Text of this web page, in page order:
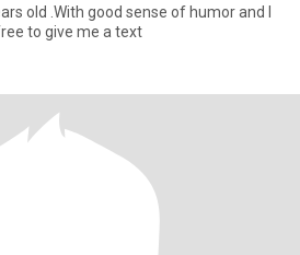
old .With good sense of humor and I
to give me a text